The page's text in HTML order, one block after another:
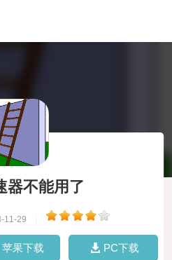
器不能用了
11-29
苹果下载 PC下载